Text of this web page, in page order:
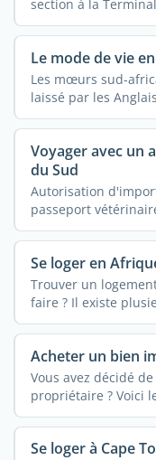
section à la
Le mode de vie
Les mœurs sud-
laissé par les
Voyager avec un
du Sud
Autorisation
passeport
Se loger en
Trouver un
faire ? Il existe
Acheter un bien
Vous avez décidé
propriétaire ? Voici
Se loger à Cape